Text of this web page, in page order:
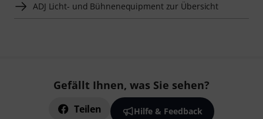
ADJ Licht- und Bühnenequipment zur Übersicht
Gefällt Ihnen, was Sie sehen?
Teilen Hilfe & Feedback